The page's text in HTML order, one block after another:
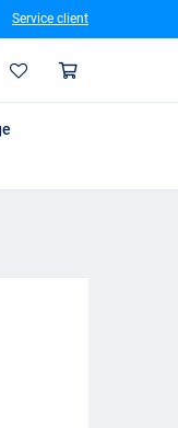
Service client
Profil